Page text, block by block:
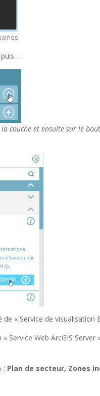
puis …
couche et ensuite sur le
« Service de visualisation
Service Web ArcGIS Server
: Plan de secteur, Zones